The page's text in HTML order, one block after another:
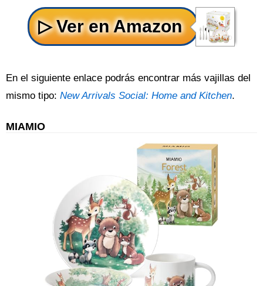
En el siguiente enlace podrás encontrar más vajillas del
mismo tipo: New Arrivals Social: Home and Kitchen.
MIAMIO